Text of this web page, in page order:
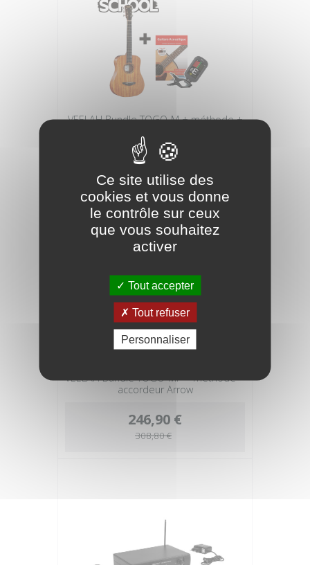
VEELAH Bundle TOGO-M + méthode +
206,90 €
258,80 €
VEELAH Bundle TOGO-MF + méthode +
accordeur Arrow
246,90 €
308,80 €
Ce site utilise des
cookies et vous donne
le contrôle sur ceux
que vous souhaitez
activer
Tout accepter
Tout refuser
Personnaliser